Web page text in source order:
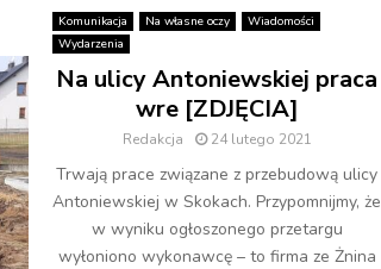
Komunikacja Na własne oczy
Wiadomości
Wydarzenia
Na ulicy Antoniewskiej praca
wre [ZDJĘCIA]
Redakcja 24 lutego 2021
Trwają prace związane z przebudową ulicy
Antoniewskiej w Skokach. Przypomnijmy, że
w wyniku ogłoszonego przetargu
wyłoniono wykonawcę – to firma ze Żnina